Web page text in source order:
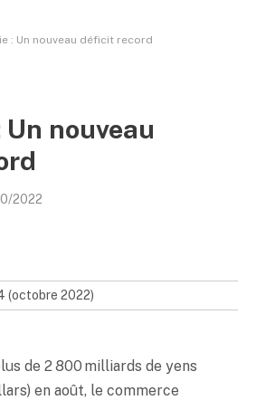
: Un nouveau déficit record
Un nouveau
2022
(octobre 2022)
de 2 800 milliards de yens
en août, le commerce